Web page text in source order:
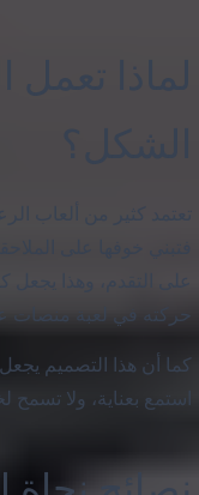
لماذا تعمل
حركته في لعبة منصات
كما أن هذا التصميم
استمع بعناية، ولا تسمح